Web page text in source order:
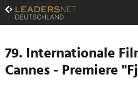
Zum
Inhalt
Zur
Navigation
Zur
Hauptnavigation
79. Internationale
Cannes - Premiere